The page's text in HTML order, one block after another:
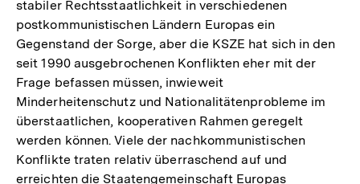
stabiler Rechtsstaatlichkeit in verschiedenen
postkommunistischen Ländern Europas ein
Gegenstand der Sorge, aber die KSZE hat sich in den
seit 1990 ausgebrochenen Konflikten eher mit der
Frage befassen müssen, inwieweit
Minderheitenschutz und Nationalitätenprobleme im
überstaatlichen, kooperativen Rahmen geregelt
werden können. Viele der nachkommunistischen
Konflikte traten relativ überraschend auf und
erreichten die Staatengemeinschaft Europas